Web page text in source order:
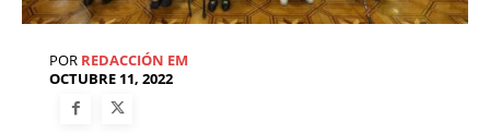
POR REDACCIÓN EM
OCTUBRE 11, 2022